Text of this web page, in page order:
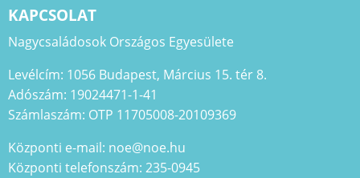
KAPCSOLAT
Nagycsaládosok Országos Egyesülete
Levélcím: 1056 Budapest, Március 15. tér 8.
Adószám: 19024471-1-41
Számlaszám: OTP 11705008-20109369
Központi e-mail: noe@noe.hu
Központi telefonszám: 235-0945